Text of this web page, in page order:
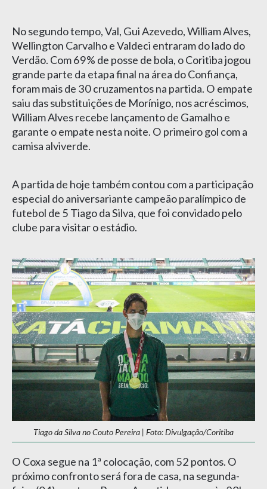
No segundo tempo, Val, Gui Azevedo, William Alves,
Wellington Carvalho e Valdeci entraram do lado do
Verdão. Com 69% de posse de bola, o Coritiba jogou
grande parte da etapa final na área do Confiança,
foram mais de 30 cruzamentos na partida. O empate
saiu das substituições de Morínigo, nos acréscimos,
William Alves recebe lançamento de Gamalho e
garante o empate nesta noite. O primeiro gol com a
camisa alviverde.
A partida de hoje também contou com a participação
especial do aniversariante campeão paralímpico de
futebol de 5 Tiago da Silva, que foi convidado pelo
clube para visitar o estádio.
Tiago da Silva no Couto Pereira | Foto: Divulgação/Coritiba
O Coxa segue na 1ª colocação, com 52 pontos. O
próximo confronto será fora de casa, na segunda-